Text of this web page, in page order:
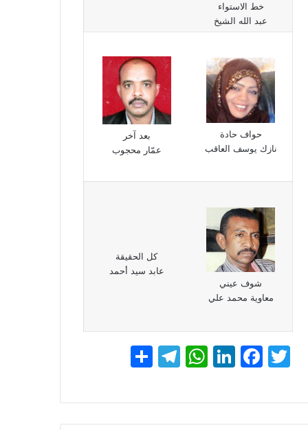
خط الاستواء
عبد الله الشيخ
حواف حادة
نازك يوسف العاقب
بعد آخر
عمّار محجوب
شوف عيني
معاوية محمد علي
كل الحقيقة
عابد سيد أحمد
T
itt
er
F
c
e
Li
k
e
W
at
s
T
e
gr
ر